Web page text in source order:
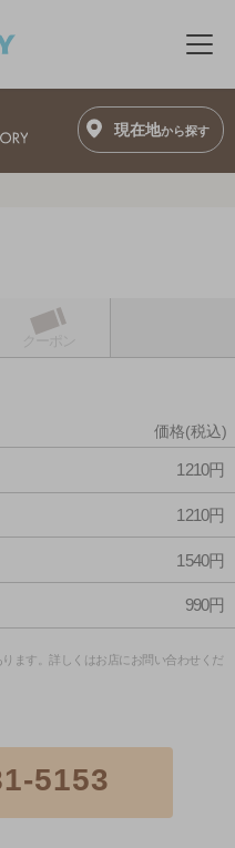
メ
現在地から探す
価格(税込)
1210円
1210円
1540円
990円
ます。詳しくはお店にお問い合わせくだ
5153